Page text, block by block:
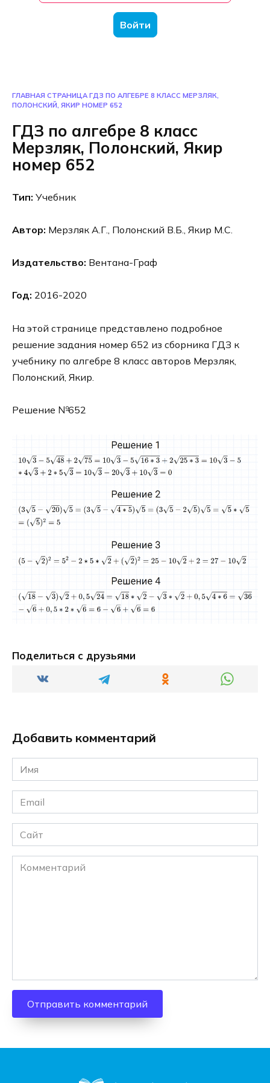
Войти
ГЛАВНАЯ СТРАНИЦА ГДЗ ПО АЛГЕБРЕ 8 КЛАСС МЕРЗЛЯК,
ПОЛОНСКИЙ, ЯКИР НОМЕР 652
ГДЗ по алгебре 8 класс
Мерзляк, Полонский, Якир
номер 652
Тип: Учебник
Автор: Мерзляк А.Г., Полонский В.Б., Якир М.С.
Издательство: Вентана-Граф
Год: 2016-2020
На этой странице представлено подробное
решение задания номер 652 из сборника ГДЗ к
учебнику по алгебре 8 класс авторов Мерзляк,
Полонский, Якир.
Решение №652
Поделиться с друзьями
Добавить комментарий
Имя
*
Email
*
Сайт
Комментарий